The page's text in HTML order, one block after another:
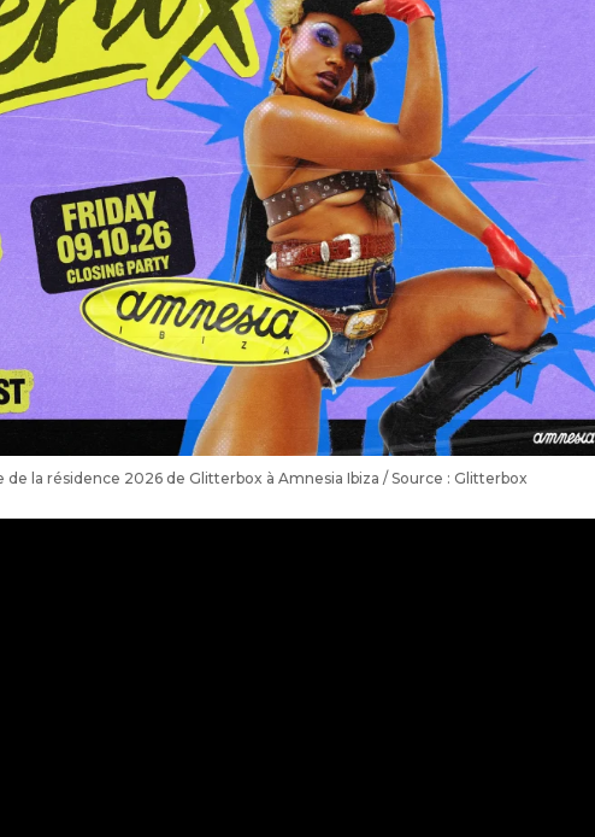
la résidence 2026 de Glitterbox à Amnesia Ibiza / Source : Glitterbox